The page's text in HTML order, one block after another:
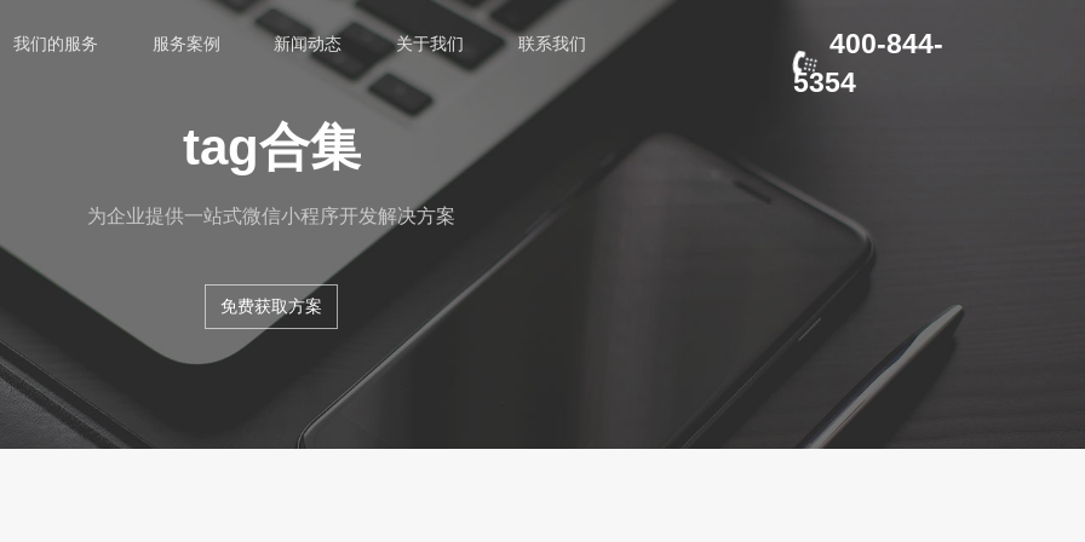
400-844-
5354
我们的服务 服务案例 新闻动态 关于我们 联系我们
tag合集
为企业提供一站式微信小程序开发解决方案
免费获取方案